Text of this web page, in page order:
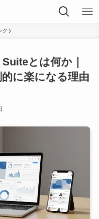
グ
とは何か｜
に楽になる理由